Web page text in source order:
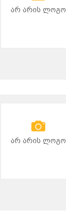
არ არის ლოგო
არ არის ლოგო